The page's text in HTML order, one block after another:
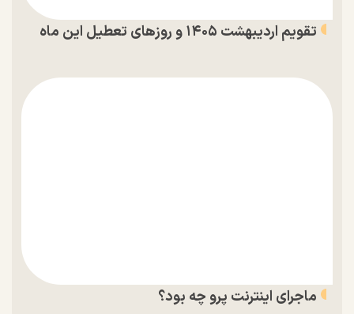
تقویم اردیبهشت ۱۴۰۵ و روز‌های تعطیل این ماه
ماجرای اینترنت پرو چه بود؟